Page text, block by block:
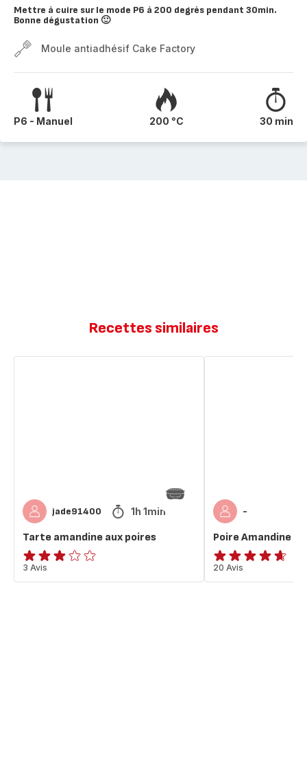
Mettre à cuire sur le mode P6 à 200 degrés pendant 30min.
Bonne dégustation 🙂
Moule antiadhésif Cake Factory
P6 - Manuel 200 °C 30 min
Recettes similaires
jade91400 1h 1min
Tarte amandine aux poires
Avis
3
3 Avis
-
Poire Amandine
ratings.4.6
20 Avis